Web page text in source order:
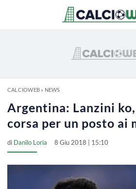
CALCIOWEB» NEWS
Argentina: Lanzini
corsa per un posto ai
di Danilo Loria 8 Giu 2018 | 15:10